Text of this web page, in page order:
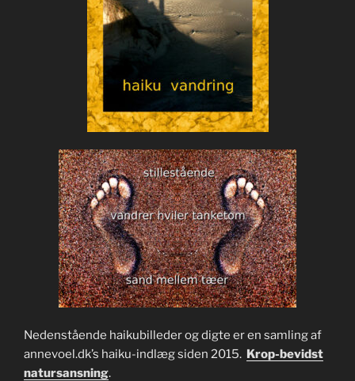
Nedenstående haikubilleder og digte er en samling af
annevoel.dk’s haiku-indlæg siden 2015. Krop-bevidst
natursansning.